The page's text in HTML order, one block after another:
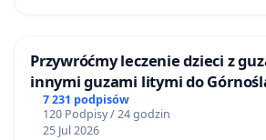
Przywróćmy leczenie dzieci z
innymi guzami litymi do
Centrum Zdrowia Dziecka w
7 231 podpisów
120 Podpisy / 24 godzin
25 Jul 2026